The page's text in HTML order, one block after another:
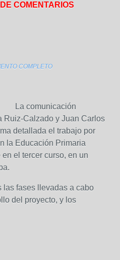
COMENTARIOS
COMPLETO
La comunicación
Ruiz-Calzado y Juan Carlos
detallada el trabajo por
la Educación Primaria
el tercer curso, en un
las fases llevadas a cabo
del proyecto, y los